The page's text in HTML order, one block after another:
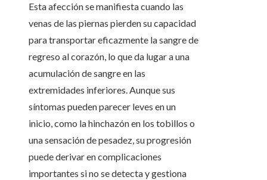
Esta afección se manifiesta cuando las
venas de las piernas pierden su capacidad
para transportar eficazmente la sangre de
regreso al corazón, lo que da lugar a una
acumulación de sangre en las
extremidades inferiores. Aunque sus
síntomas pueden parecer leves en un
inicio, como la hinchazón en los tobillos o
una sensación de pesadez, su progresión
puede derivar en complicaciones
importantes si no se detecta y gestiona